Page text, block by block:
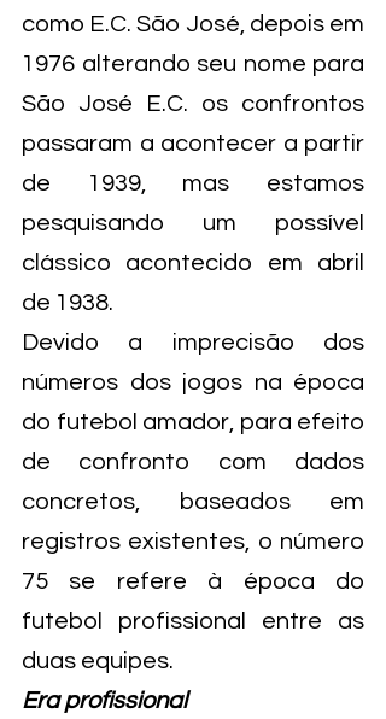
como E.C. São José, depois em
1976 alterando seu nome para
São José E.C. os confrontos
passaram a acontecer a partir
de 1939, mas estamos
pesquisando um possível
clássico acontecido em abril
de 1938.
Devido a imprecisão dos
números dos jogos na época
do futebol amador, para efeito
de confronto com dados
concretos, baseados em
registros existentes, o número
75 se refere à época do
futebol profissional entre as
duas equipes.
Era profissional